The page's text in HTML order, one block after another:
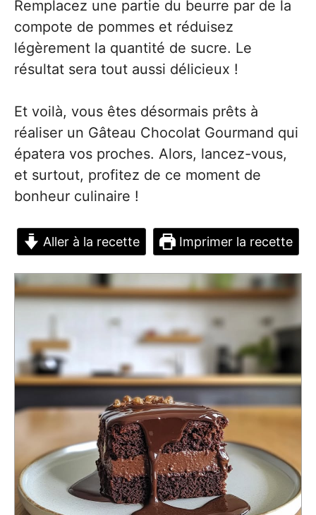
Remplacez une partie du beurre par de la
compote de pommes et réduisez
légèrement la quantité de sucre. Le
résultat sera tout aussi délicieux !
Et voilà, vous êtes désormais prêts à
réaliser un Gâteau Chocolat Gourmand qui
épatera vos proches. Alors, lancez-vous,
et surtout, profitez de ce moment de
bonheur culinaire !
Aller à la recette Imprimer la recette